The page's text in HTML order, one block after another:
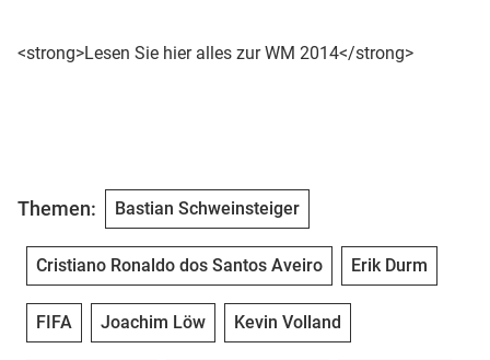
<strong>Lesen Sie hier alles zur WM 2014</strong>
Themen: Bastian Schweinsteiger
Cristiano Ronaldo dos Santos Aveiro Erik Durm
FIFA Joachim Löw Kevin Volland